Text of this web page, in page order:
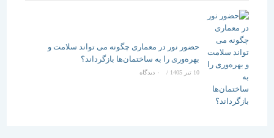
حضور نور در معماری چگونه می تواند سلامت و
بهره‌وری را به ساختمان‌ها بازگرداند؟
/ ۰ دیدگاه